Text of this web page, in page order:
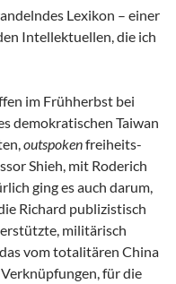
Lexikon – einer
Intellektuellen, die ich
im Frühherbst bei
demokratischen Taiwan
outspokenfreiheits-
Shieh, mit Roderich
ging es auch darum,
Richard publizistisch
militärisch
vom totalitären China
für die